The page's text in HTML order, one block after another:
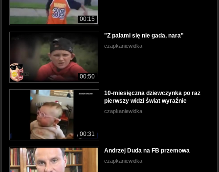
00:15
00:50
"Z pałami się nie gada, nara"
czapkaniewidka
00:31
10-miesięczna dziewczynka po raz
pierwszy widzi świat wyraźnie
czapkaniewidka
Andrzej Duda na FB przemowa
czapkaniewidka